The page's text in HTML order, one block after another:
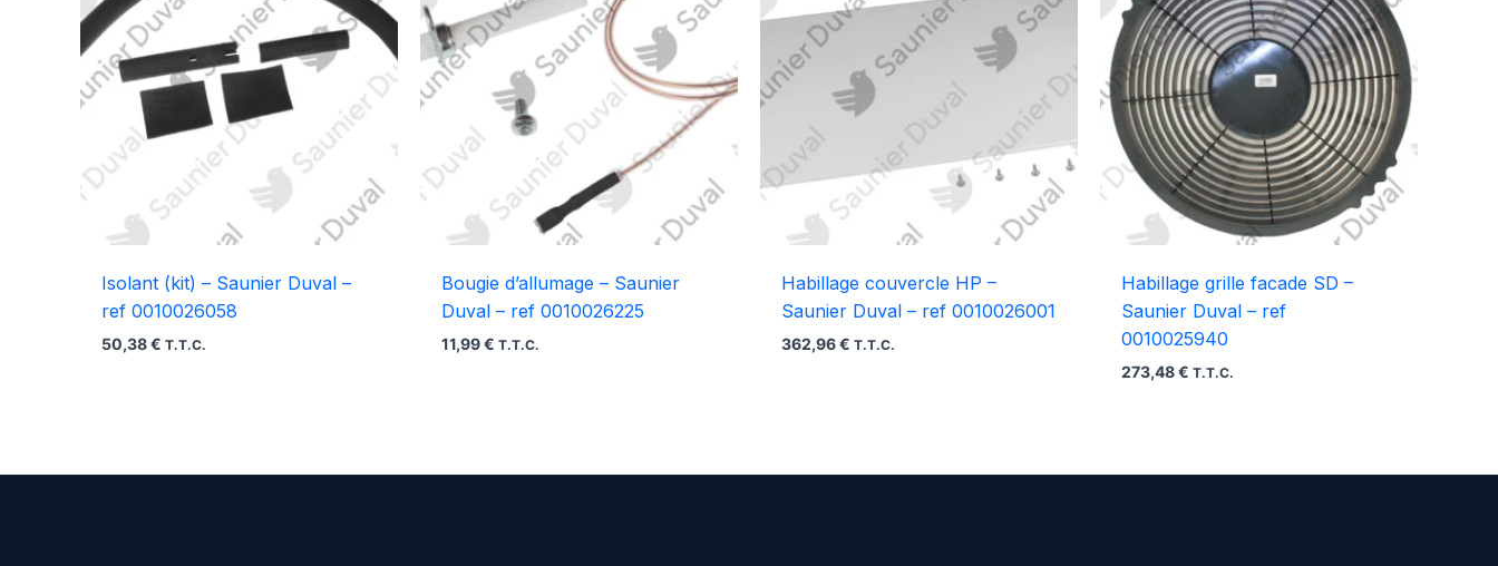
Isolant (kit) – Saunier Duval –
ref 0010026058
50,38€ T.T.C.
Bougie d’allumage – Saunier
Duval – ref 0010026225
11,99€ T.T.C.
Habillage couvercle HP –
Saunier Duval – ref 0010026001
362,96€ T.T.C.
Habillage grille facade SD –
Saunier Duval – ref
0010025940
273,48€ T.T.C.